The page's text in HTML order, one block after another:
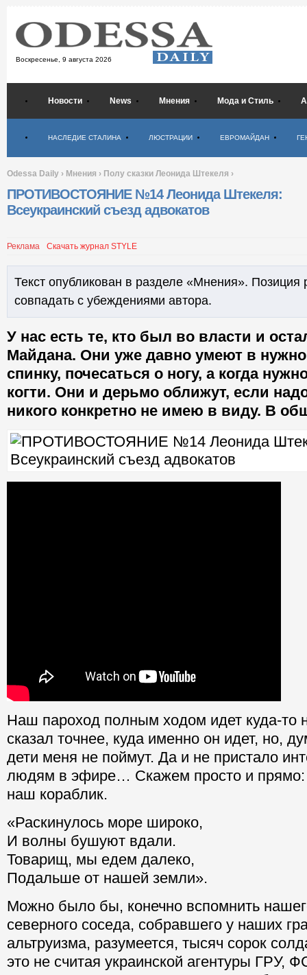
Воскресенье, 9 августа 2026
Новости News Мнения Мода и Стиль
НАСЛЕДИЕ СТАЛИНА ЛЮСТРАЦИИ ЕВРОМАЙДАН
Odessa Daily › Мнения › Полу сказки Леонида Штекеля ›
ПРОТИВОСТОЯНИЕ №14 Леонида Штекеля:
Всеукраинский съезд адвокатов
Реклама Скачать журнал STYLE
Текст опубликован в разделе «Мнения». Позиция
совпадать с убеждениями автора.
У нас есть те, кто был во власти и
Майдана. Они уже давно умеют в
спинку, почесаться о ногу, а когда
когти. Они и дерьмо оближут, если
никого конкретно не имею в виду. В
Наш пароход полным ходом идет куда-то
сказал точнее, куда именно он идет, но,
дети меня не поймут. Да и не пристало
людям в эфире… Скажем просто и прямо:
наш кораблик.
«Раскинулось море широко,
И волны бушуют вдали.
Товарищ, мы едем далеко,
Подальше от нашей земли».
Можно было бы, конечно вспомнить
северного соседа, собравшего у наших
альтруизма, разумеется, тысяч сорок
это не считая украинской агентуры ГРУ,